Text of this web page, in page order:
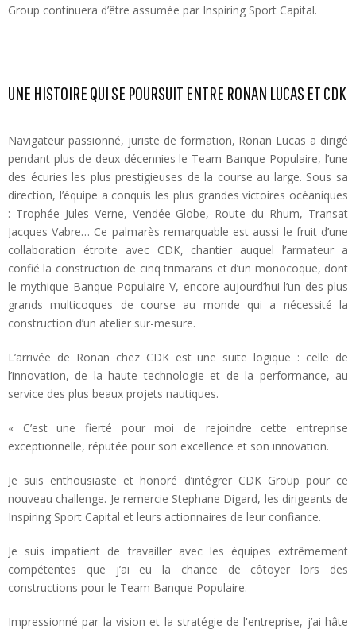
Group continuera d’être assumée par Inspiring Sport Capital.
UNE HISTOIRE QUI SE POURSUIT ENTRE RONAN LUCAS ET CDK
Navigateur passionné, juriste de formation, Ronan Lucas a dirigé
pendant plus de deux décennies le Team Banque Populaire, l’une
des écuries les plus prestigieuses de la course au large. Sous sa
direction, l’équipe a conquis les plus grandes victoires océaniques
: Trophée Jules Verne, Vendée Globe, Route du Rhum, Transat
Jacques Vabre… Ce palmarès remarquable est aussi le fruit d’une
collaboration étroite avec CDK, chantier auquel l’armateur a
confié la construction de cinq trimarans et d’un monocoque, dont
le mythique Banque Populaire V, encore aujourd’hui l’un des plus
grands multicoques de course au monde qui a nécessité la
construction d’un atelier sur-mesure.
L’arrivée de Ronan chez CDK est une suite logique : celle de
l’innovation, de la haute technologie et de la performance, au
service des plus beaux projets nautiques.
« C’est une fierté pour moi de rejoindre cette entreprise
exceptionnelle, réputée pour son excellence et son innovation.
Je suis enthousiaste et honoré d’intégrer CDK Group pour ce
nouveau challenge. Je remercie Stephane Digard, les dirigeants de
Inspiring Sport Capital et leurs actionnaires de leur confiance.
Je suis impatient de travailler avec les équipes extrêmement
compétentes que j’ai eu la chance de côtoyer lors des
constructions pour le Team Banque Populaire.
Impressionné par la vision et la stratégie de l'entreprise, j’ai hâte